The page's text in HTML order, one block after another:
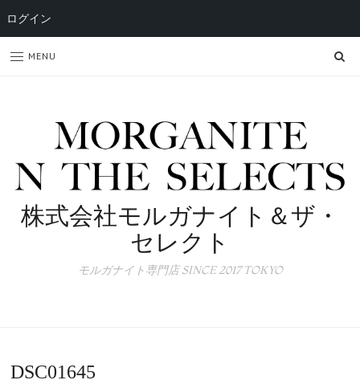
MENU
株式会社モルガナイト＆ザ・
セレクト
モルガナイト専門店 SINCE 2017 TOKYO
DSC01645
ログイン